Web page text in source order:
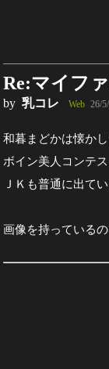
Re:マイフ
by 乳コレ Web 26/
和暮まどかは懐かし
ボイン美人コンテ
ＪＫも普通に出て
画像を持っている